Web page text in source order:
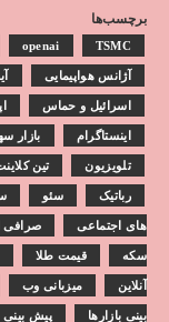
برچسب‌ها
openai TSMC
آژانس هواپیمایی
اسرائیل و حماس
اینستاگرام بازار
تلویزیون تین
رباتیک سئو
های اجتماعی صرافی
سکه قیمت طلا
آنلاین میزبانی وب
بینی بازارها پیش